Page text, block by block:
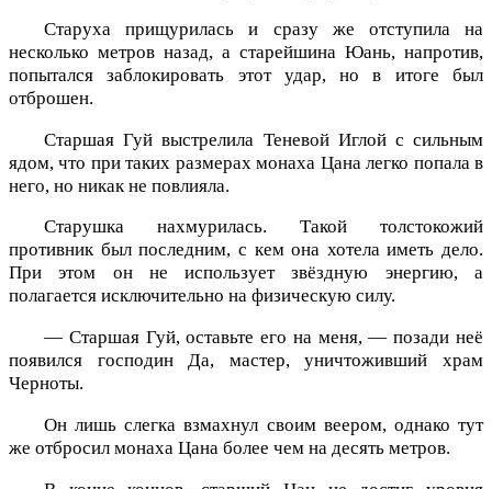
Старуха прищурилась и сразу же отступила на
несколько метров назад, а старейшина Юань, напротив,
попытался заблокировать этот удар, но в итоге был
отброшен.
Старшая Гуй выстрелила Теневой Иглой с сильным
ядом, что при таких размерах монаха Цана легко попала в
него, но никак не повлияла.
Старушка нахмурилась. Такой толстокожий
противник был последним, с кем она хотела иметь дело.
При этом он не использует звёздную энергию, а
полагается исключительно на физическую силу.
— Старшая Гуй, оставьте его на меня, — позади неё
появился господин Да, мастер, уничтоживший храм
Черноты.
Он лишь слегка взмахнул своим веером, однако тут
же отбросил монаха Цана более чем на десять метров.